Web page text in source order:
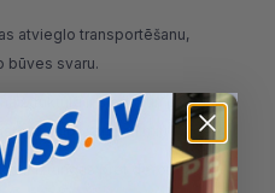
atvieglo transportēšanu,
būves svaru.
struktūra ir slēgta un praktiski
kalpošanu arī mitrā vidē.
ir izturīgas pret deformāciju,